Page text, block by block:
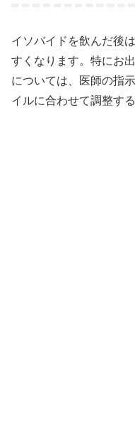
イソバイドを飲んだ後
すくなります。特にお
については、医師の指
イルに合わせて調整す